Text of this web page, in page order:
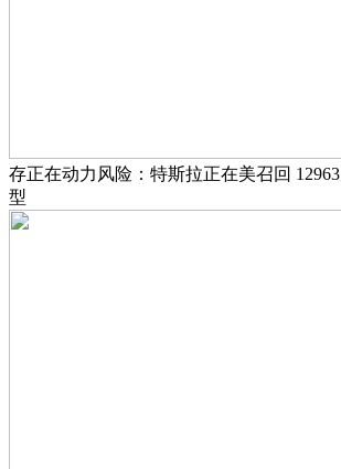
存正在动力风险：特斯拉正在美召回
型